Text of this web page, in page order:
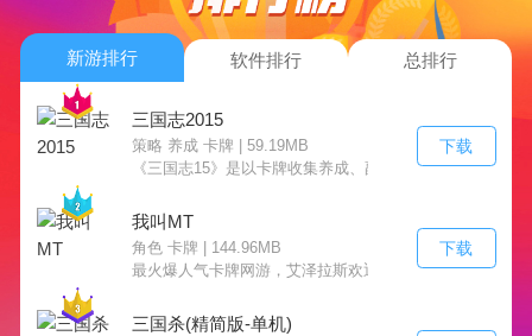
新游排行 软件排行 总排行
三国志2015
策略 养成 卡牌 | 59.19MB
《三国志15》是以卡牌收集养成、副本战斗为核心内容
下载
我叫MT
角色 卡牌 | 144.96MB
最火爆人气卡牌网游，艾泽拉斯欢迎你！
下载
三国杀(精简版-单机)